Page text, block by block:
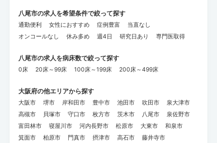
八尾市の求人を希望条件で絞って探す
通勤便利 女性におすすめ 症例豊富
当直なし
オンコールなし
休み多め 週4日 研究日あり 専門医取得
八尾市の求人を病床数で絞って探す
0床 20床～99床 100床～199床 200床～499床
大阪府の他エリアから探す
大阪市 堺市 岸和田市 豊中市 池田市 吹田市
泉大津市
高槻市
貝塚市 守口市 枚方市 茨木市 八尾市
泉佐野市
富田林市
寝屋川市 河内長野市 松原市 大東市
和泉市
箕面市
柏原市 門真市 摂津市 高石市 藤井寺市